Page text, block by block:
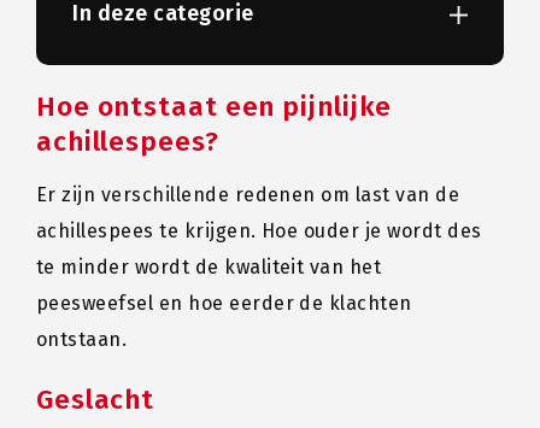
In deze categorie
Hoe ontstaat een pijnlijke
achillespees?
Er zijn verschillende redenen om last van de
achillespees te krijgen. Hoe ouder je wordt des
te minder wordt de kwaliteit van het
peesweefsel en hoe eerder de klachten
ontstaan.
Geslacht